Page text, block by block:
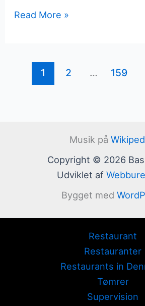
Improvisationens
jazzmusik
Read More »
1 2 … 159
Musik på
Copyright © 2026
Udviklet af
Bygget med
Restaurant
Restauranter
Restaurants in
Tømrer
Supervision